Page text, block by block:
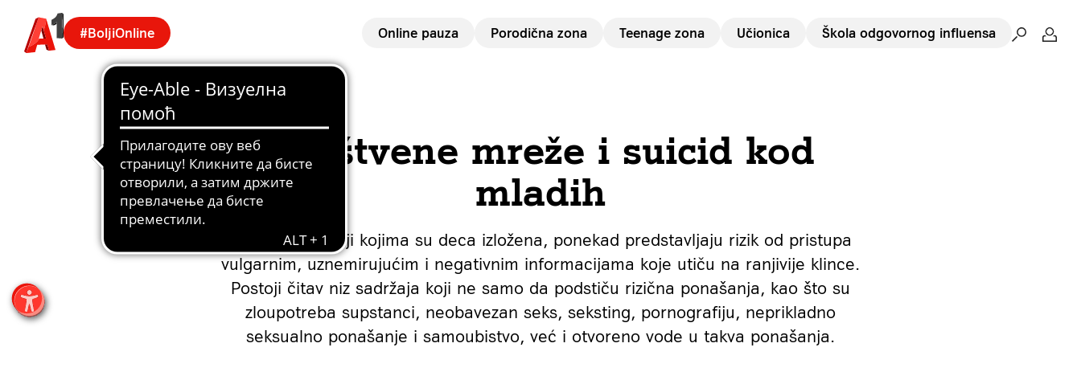
#BoljiOnline Online pauza Porodična zona Teenage zona Učionica Škola odgovornog influensa
Društvene mreže i suicid kod
mladih
Društveni mediji kojima su deca izložena, ponekad predstavljaju rizik od pristupa
vulgarnim, uznemirujućim i negativnim informacijama koje utiču na ranjivije klince.
Postoji čitav niz sadržaja koji ne samo da podstiču rizična ponašanja, kao što su
zloupotreba supstanci, neobavezan seks, seksting, pornografiju, neprikladno
seksualno ponašanje i samoubistvo, već i otvoreno vode u takva ponašanja.